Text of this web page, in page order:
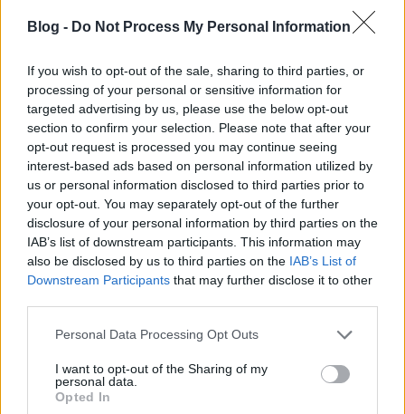
Blog - Do Not Process My Personal Information
If you wish to opt-out of the sale, sharing to third parties, or
processing of your personal or sensitive information for
targeted advertising by us, please use the below opt-out
section to confirm your selection. Please note that after your
opt-out request is processed you may continue seeing
interest-based ads based on personal information utilized by
us or personal information disclosed to third parties prior to
your opt-out. You may separately opt-out of the further
disclosure of your personal information by third parties on the
IAB’s list of downstream participants. This information may
also be disclosed by us to third parties on the IAB’s List of
Downstream Participants that may further disclose it to other
Please note that this website/app uses one or more Google
not limited to your visit or usage behaviour. You may click to
grant or deny consent to Google and its third-party tags to
use your data for below specified purposes in below Google
Personal Data Processing Opt Outs
I want to opt-out of the Sharing of my
personal data.
Opted In
Gröschl-Martz-Gergely sor, és mindenki boldog lesz.
Peetyke
14 éve
Holéczy Roger,
Ne válts tollasra,igaz az elmúlt szezon nem sikerült
neki jól,de elég jó játékos
@icelion: Kurt távozásával és Gröschl érkezésével
nagyot zuhant a csapatunk emberileg...